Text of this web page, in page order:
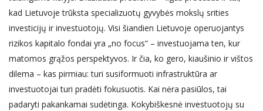
kad Lietuvoje trūksta specializuotų gyvybės mokslų srities
investicijų ir investuotojų. Visi šiandien Lietuvoje operuojantys
rizikos kapitalo fondai yra „no focus“ – investuojama ten, kur
matomos grąžos perspektyvos. Ir čia, ko gero, kiaušinio ir vištos
dilema – kas pirmiau: turi susiformuoti infrastruktūra ar
investuotojai turi pradėti fokusuotis. Kai nėra pasiūlos, tai
padaryti pakankamai sudėtinga. Kokybiškesnė investuotojų su